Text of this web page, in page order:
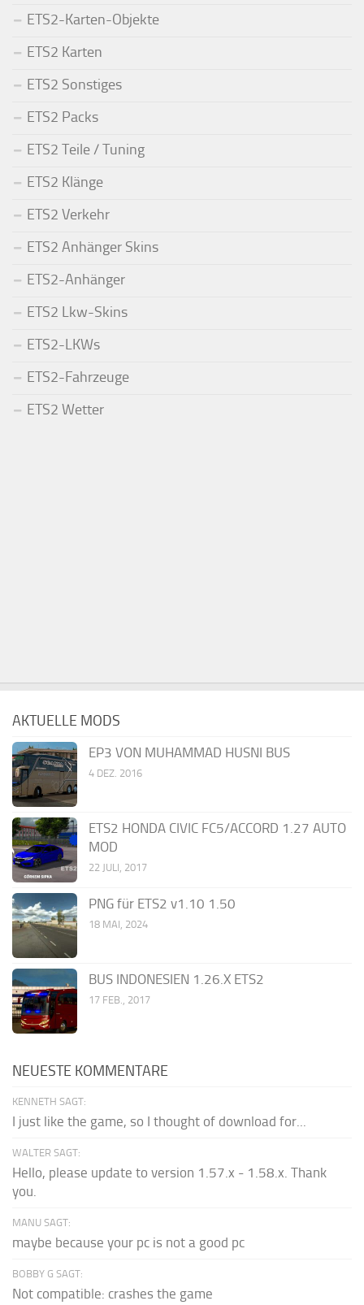
ETS2-Karten-Objekte
ETS2 Karten
ETS2 Sonstiges
ETS2 Packs
ETS2 Teile / Tuning
ETS2 Klänge
ETS2 Verkehr
ETS2 Anhänger Skins
ETS2-Anhänger
ETS2 Lkw-Skins
ETS2-LKWs
ETS2-Fahrzeuge
ETS2 Wetter
AKTUELLE MODS
EP3 VON MUHAMMAD HUSNI BUS
4 DEZ. 2016
ETS2 HONDA CIVIC FC5/ACCORD 1.27 AUTO
MOD
22 JULI, 2017
PNG für ETS2 v1.10 1.50
18 MAI, 2024
BUS INDONESIEN 1.26.X ETS2
17 FEB., 2017
NEUESTE KOMMENTARE
KENNETH SAGT:
I just like the game, so I thought of download for...
WALTER SAGT:
Hello, please update to version 1.57.x - 1.58.x. Thank
you.
MANU SAGT:
maybe because your pc is not a good pc
BOBBY G SAGT:
Not compatible: crashes the game